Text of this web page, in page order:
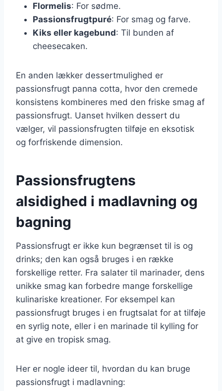
Flormelis: For sødme.
Passionsfrugtpuré: For smag og farve.
Kiks eller kagebund: Til bunden af
cheesecaken.
En anden lækker dessertmulighed er
passionsfrugt panna cotta, hvor den cremede
konsistens kombineres med den friske smag af
passionsfrugt. Uanset hvilken dessert du
vælger, vil passionsfrugten tilføje en eksotisk
og forfriskende dimension.
Passionsfrugtens
alsidighed i madlavning og
bagning
Passionsfrugt er ikke kun begrænset til is og
drinks; den kan også bruges i en række
forskellige retter. Fra salater til marinader, dens
unikke smag kan forbedre mange forskellige
kulinariske kreationer. For eksempel kan
passionsfrugt bruges i en frugtsalat for at tilføje
en syrlig note, eller i en marinade til kylling for
at give en tropisk smag.
Her er nogle ideer til, hvordan du kan bruge
passionsfrugt i madlavning: